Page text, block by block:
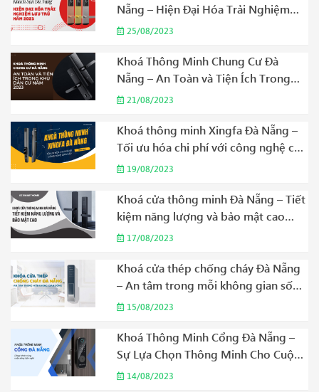
Nẵng – Hiện Đại Hóa Trải Nghiệm
Lưu Trú Năm 2023
25/08/2023
Khoá Thông Minh Chung Cư Đà
Nẵng – An Toàn và Tiện Ích Trong
Khu Dân Cư Năm 2023
21/08/2023
Khoá thông minh Xingfa Đà Nẵng –
Tối ưu hóa chi phí với công nghệ cao
cấp Năm 2023
19/08/2023
Khoá cửa thông minh Đà Nẵng – Tiết
kiệm năng lượng và bảo mật cao
Năm 2023
17/08/2023
Khoá cửa thép chống cháy Đà Nẵng
– An tâm trong mỗi không gian sống
Năm 2023
15/08/2023
Khoá Thông Minh Cổng Đà Nẵng –
Sự Lựa Chọn Thông Minh Cho Cuộc
Sống Hiện Đại Năm 2023
14/08/2023